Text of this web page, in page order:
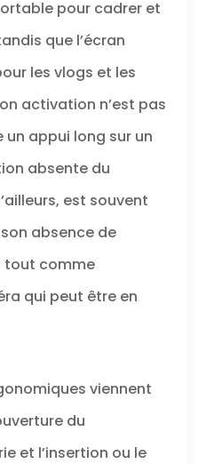
pour cadrer et
que l’écran
les vlogs et les
activation n’est pas
appui long sur un
absente du
est souvent
absence de
tout comme
qui peut être en
viennent
du
et l’insertion ou le